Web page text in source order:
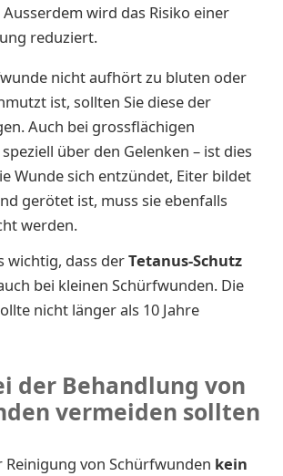
wird das Risiko einer
reduziert.
nicht aufhört zu bluten oder
ist, sollten Sie diese der
Auch bei grossflächigen
über den Gelenken – ist dies
Wunde sich entzündet, Eiter bildet
gerötet ist, muss sie ebenfalls
werden.
wichtig, dass derTetanus-Schutz
bei kleinen Schürfwunden. Die
nicht länger als 10 Jahre
der Behandlung von
vermeiden sollten
Reinigung von Schürfwunden kein